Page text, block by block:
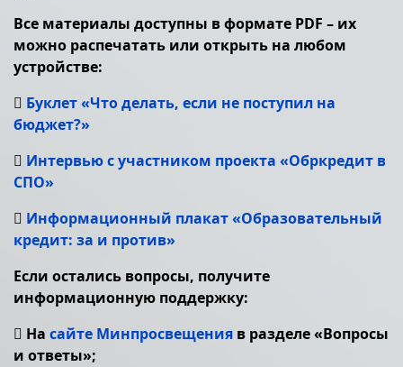
Все материалы доступны в формате PDF – их
можно распечатать или открыть на любом
устройстве:
 Буклет «Что делать, если не поступил на
бюджет?»
 Интервью с участником проекта «Обркредит в
СПО»
 Информационный плакат «Образовательный
кредит: за и против»
Если остались вопросы, получите
информационную поддержку:
 На сайте Минпросвещения в разделе «Вопросы
и ответы»;